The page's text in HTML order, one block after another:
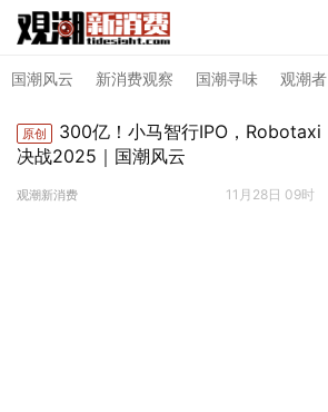
国潮风云 新消费观察 国潮寻味 观潮者
原创
300亿！小马智行IPO，Robotaxi
决战2025｜国潮风云
观潮新消费 11月28日 09时